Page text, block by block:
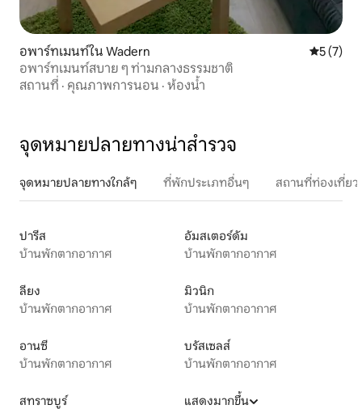
อพาร์ทเมนท์ใน Wadern คะแนนเฉ
5 (7)
อพาร์ทเมนท์สบาย ๆ ท่ามกลางธรรมชาติ
สถานที่ · คุณภาพการนอน · ห้องน้ำ
จุดหมายปลายทางน่าสำรวจ
จุดหมายปลายทางใกล้ๆ ที่พักประเภทอื่นๆ สถานที่ท่องเที่ย
ปารีส
บ้านพักตากอากาศ
อัมสเตอร์ดัม
บ้านพักตากอากาศ
ลียง
บ้านพักตากอากาศ
มิวนิก
บ้านพักตากอากาศ
อานซี
บ้านพักตากอากาศ
บรัสเซลส์
บ้านพักตากอากาศ
สทราซบูร์
แสดงมากขึ้น